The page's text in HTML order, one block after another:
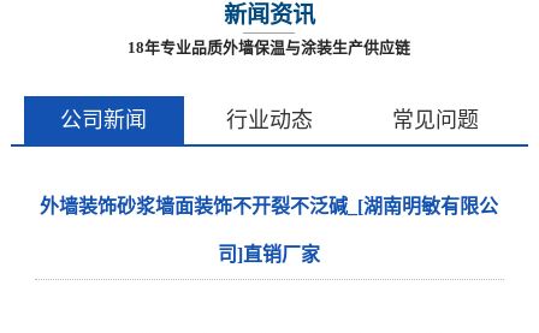
新闻资讯
18年专业品质外墙保温与涂装生产供应链
公司新闻 行业动态 常见问题
外墙装饰砂浆墙面装饰不开裂不泛碱_[湖南明敏有限公
司]直销厂家